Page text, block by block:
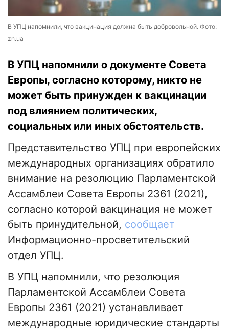
В УПЦ напомнили, что вакцинация должна быть добровольной. Фото:
zn.ua
В УПЦ напомнили о документе Совета
Европы, согласно которому, никто не
может быть принужден к вакцинации
под влиянием политических,
социальных или иных обстоятельств.
Представительство УПЦ при европейских
международных организациях обратило
внимание на резолюцию Парламентской
Ассамблеи Совета Европы 2361 (2021),
согласно которой вакцинация не может
быть принудительной, сообщает
Информационно-просветительский
отдел УПЦ.
В УПЦ напомнили, что резолюция
Парламентской Ассамблеи Совета
Европы 2361 (2021) устанавливает
международные юридические стандарты